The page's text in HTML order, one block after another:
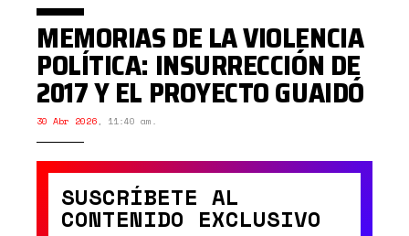
SUSCRÍBETE AL
CONTENIDO EXCLUSIVO
MEMORIAS DE LA VIOLENCIA
POLÍTICA: INSURRECCIÓN DE
2017 Y EL PROYECTO GUAIDÓ
30 Abr 2026, 11:40 am.